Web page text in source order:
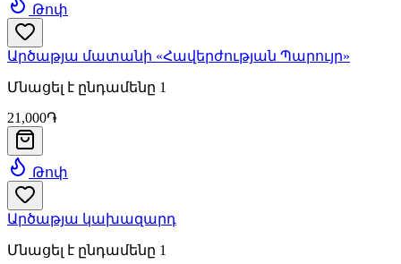
Թոփ
Արծաթյա մատանի «Հավերժության Պարույր»
Մնացել է ընդամենը 1
21,000֏
Թոփ
Արծաթյա կախազարդ
Մնացել է ընդամենը 1